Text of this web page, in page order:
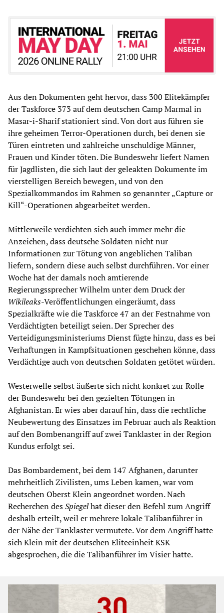
Aus den Dokumenten geht hervor, dass 300 Elitekämpfer
der Taskforce 373 auf dem deutschen Camp Marmal in
Masar-i-Sharif stationiert sind. Von dort aus führen sie
ihre geheimen Terror-Operationen durch, bei denen sie
Türen eintreten und zahlreiche unschuldige Männer,
Frauen und Kinder töten. Die Bundeswehr liefert Namen
für Jagdlisten, die sich laut der geleakten Dokumente im
vierstelligen Bereich bewegen, und von den
Spezialkommandos im Rahmen so genannter „Capture or
Kill“-Operationen abgearbeitet werden.
Mittlerweile verdichten sich auch immer mehr die
Anzeichen, dass deutsche Soldaten nicht nur
Informationen zur Tötung von angeblichen Taliban
liefern, sondern diese auch selbst durchführen. Vor einer
Woche hat der damals noch amtierende
Regierungssprecher Wilhelm unter dem Druck der
Wikileaks-Veröffentlichungen eingeräumt, dass
Spezialkräfte wie die Taskforce 47 an der Festnahme von
Verdächtigten beteiligt seien. Der Sprecher des
Verteidigungsministeriums Dienst fügte hinzu, dass es bei
Verhaftungen in Kampfsituationen geschehen könne, dass
Verdächtige auch von deutschen Soldaten getötet würden.
Westerwelle selbst äußerte sich nicht konkret zur Rolle
der Bundeswehr bei den gezielten Tötungen in
Afghanistan. Er wies aber darauf hin, dass die rechtliche
Neubewertung des Einsatzes im Februar auch als Reaktion
auf den Bombenangriff auf zwei Tanklaster in der Region
Kundus erfolgt sei.
Das Bombardement, bei dem 147 Afghanen, darunter
mehrheitlich Zivilisten, ums Leben kamen, war vom
deutschen Oberst Klein angeordnet worden. Nach
Recherchen desSpiegelhat dieser den Befehl zum Angriff
deshalb erteilt, weil er mehrere lokale Talibanführer in
der Nähe der Tanklaster vermutete. Vor dem Angriff hatte
sich Klein mit der deutschen Eliteeinheit KSK
abgesprochen, die die Talibanführer im Visier hatte.